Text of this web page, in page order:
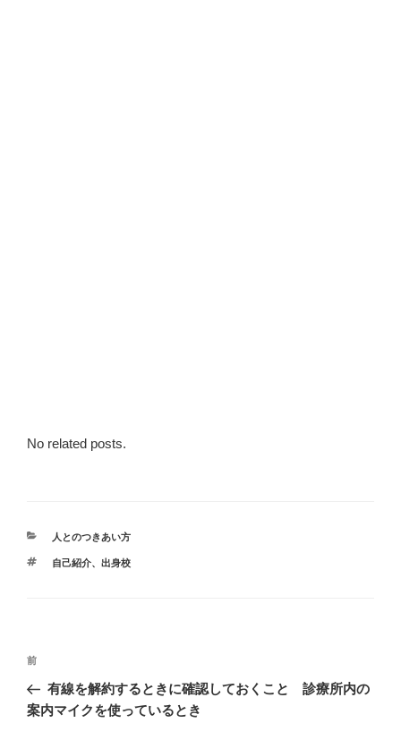
No related posts.
カ
ゴ
人とのつきあい方
タ
自己紹介、出身校
投
ナ
前
の
投
前
有線を解約するときに確認しておくこと 診療所内の
案内マイクを使っているとき